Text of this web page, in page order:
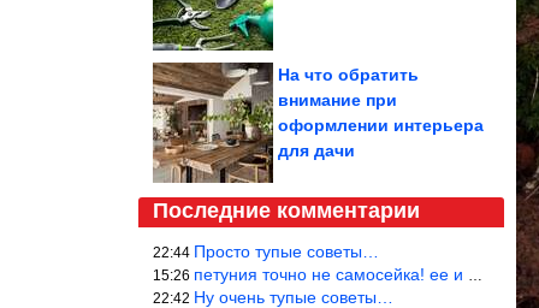
На что обратить
внимание при
оформлении интерьера
для дачи
Последние комментарии
22:44 Просто тупые советы…
15:26 петуния точно не самосейка! ее и из рассады тяжело вырастить!
22:42 Ну очень тупые советы…